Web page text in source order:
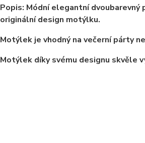
Popis: Módní elegantní
originální design motýlku.
Motýlek je vhodný na večerní párty
Motýlek díky svému designu skvěle